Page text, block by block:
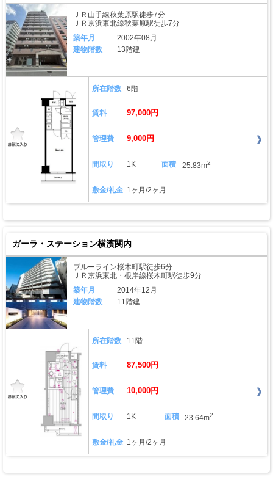
ＪＲ山手線秋葉原駅徒歩7分
ＪＲ京浜東北線秋葉原駅徒歩7分
築年月
2002年08月
建物階数
13階建
所在階数 6階
賃料 97,000円
管理費 9,000円
間取り 1K 面積 25.83m2
敷金/礼金 1ヶ月/2ヶ月
ガーラ・ステーション横濱関内
ブルーライン桜木町駅徒歩6分
ＪＲ京浜東北・根岸線桜木町駅徒歩9分
築年月
2014年12月
建物階数
11階建
所在階数 11階
賃料 87,500円
管理費 10,000円
間取り 1K 面積 23.64m2
敷金/礼金 1ヶ月/2ヶ月